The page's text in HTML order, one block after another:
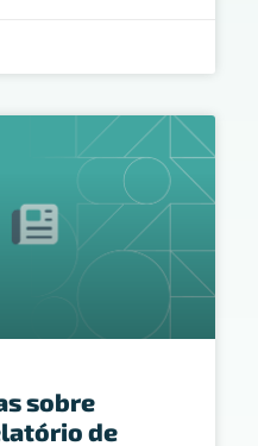
sobre
de